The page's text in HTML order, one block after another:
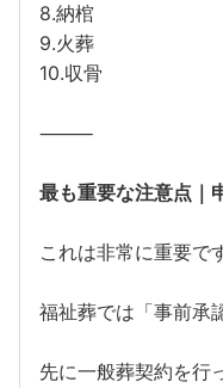
8.納棺
9.火葬
10.収骨
⸻
最も重要な注意点｜
これは非常に重要で
福祉葬では「事前承
先に一般葬契約を行